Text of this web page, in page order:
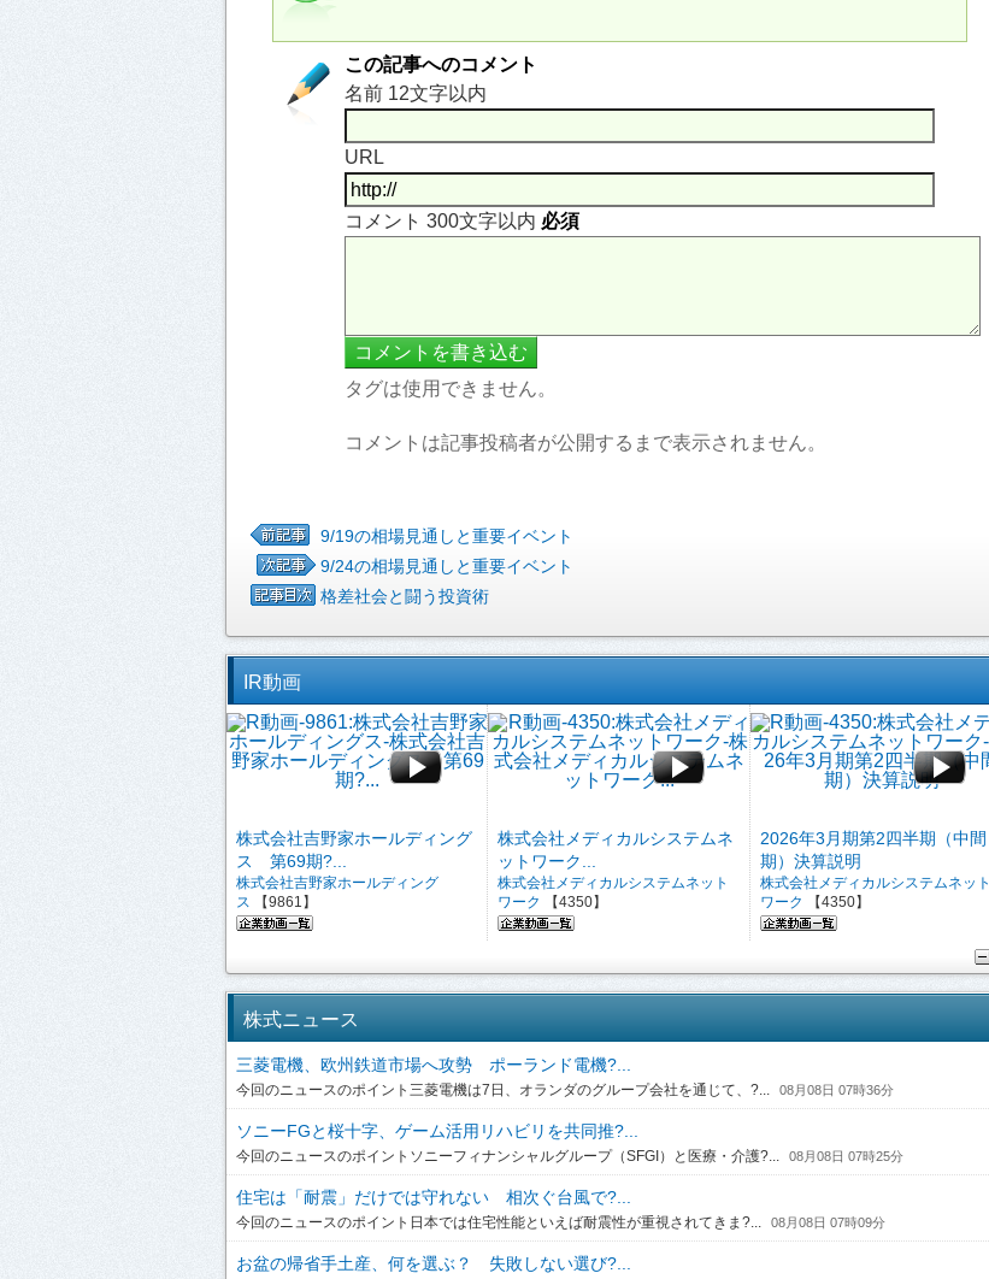
この記事へのコメント
名前 12文字以内
URL
コメント 300文字以内 必須
タグは使用できません。
コメントは記事投稿者が公開するまで表示されません。
9/19の相場見通しと重要イベント
9/24の相場見通しと重要イベント
格差社会と闘う投資術
IR動画
株式会社吉野家ホールディング
ス 第69期?...
株式会社吉野家ホールディング
ス 【9861】
株式会社メディカルシステムネ
ットワーク...
株式会社メディカルシステムネット
ワーク
【4350】
2026年3月期第2四半期（中間
期）決算説明
株式会社メディカルシステムネット
ワーク
【4350】
株式ニュース
三菱電機、欧州鉄道市場へ攻勢 ポーランド電機?...
今回のニュースのポイント三菱電機は7日、オランダのグループ会社を通じて、?... 08月08日 07時36分
ソニーFGと桜十字、ゲーム活用リハビリを共同推?...
今回のニュースのポイントソニーフィナンシャルグループ（SFGI）と医療・介護?... 08月08日 07時25分
住宅は「耐震」だけでは守れない 相次ぐ台風で?...
今回のニュースのポイント日本では住宅性能といえば耐震性が重視されてきま?... 08月08日 07時09分
お盆の帰省手土産、何を選ぶ？ 失敗しない選び?...